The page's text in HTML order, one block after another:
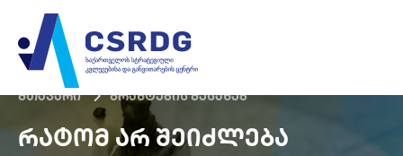
მთავარი გრანტების შესახებ
ᲠᲐᲢᲝᲛ ᲐᲠ ᲨᲔᲘᲫᲚᲔᲑᲐ